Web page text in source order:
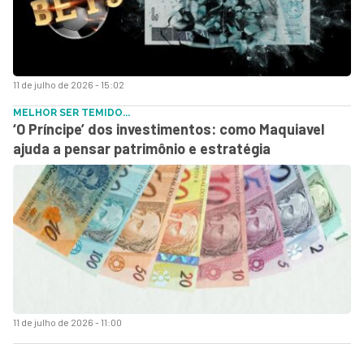
11 de julho de 2026 - 15:02
11 de julho de 2026 - 11:00
MELHOR SER TEMIDO...
‘O Príncipe’ dos investimentos: como Maquiavel
ajuda a pensar patrimônio e estratégia